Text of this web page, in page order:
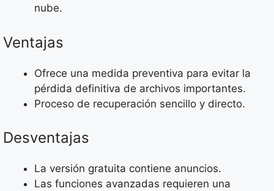
nube.
Ventajas
Ofrece una medida preventiva para evitar la
pérdida definitiva de archivos importantes.
Proceso de recuperación sencillo y directo.
Desventajas
La versión gratuita contiene anuncios.
Las funciones avanzadas requieren una